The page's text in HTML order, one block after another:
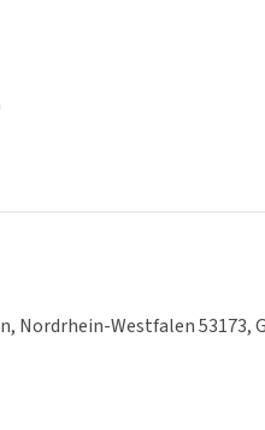
Nordrhein-Westfalen 53173,